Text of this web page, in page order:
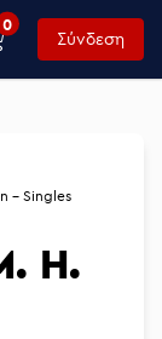
0
Σύνδεση
- Singles
H.